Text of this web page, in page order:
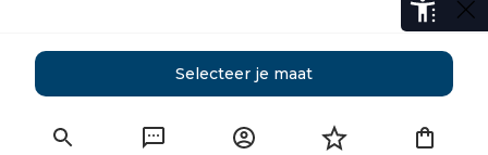
Selecteer je maat